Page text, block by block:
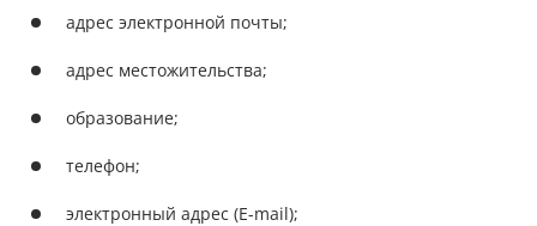
адрес электронной почты;
адрес местожительства;
образование;
телефон;
электронный адрес (E-mail);